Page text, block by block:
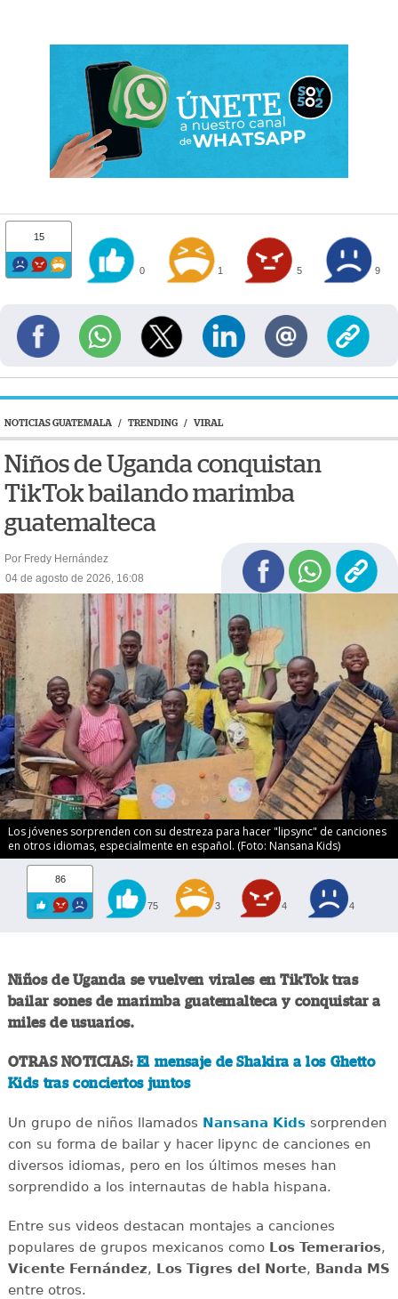
15
0 1 5 9
NOTICIAS GUATEMALA / TRENDING / VIRAL
Niños de Uganda conquistan
TikTok bailando marimba
guatemalteca
Por Fredy Hernández
04 de agosto de 2026, 16:08
Los jóvenes sorprenden con su destreza para hacer "lipsync" de canciones
en otros idiomas, especialmente en español. (Foto: Nansana Kids)
86
75 3 4 4
Niños de Uganda se vuelven virales en TikTok tras
bailar sones de marimba guatemalteca y conquistar a
miles de usuarios.
OTRAS NOTICIAS: El mensaje de Shakira a los Ghetto
Kids tras conciertos juntos
Un grupo de niños llamados Nansana Kidssorprenden
con su forma de bailar y hacer lipync de canciones en
diversos idiomas, pero en los últimos meses han
sorprendido a los internautas de habla hispana.
Entre sus videos destacan montajes a canciones
populares de grupos mexicanos como Los Temerarios,
Vicente Fernández, Los Tigres del Norte, Banda MS
entre otros.